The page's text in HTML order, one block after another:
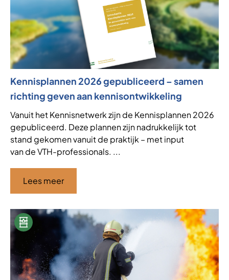
Kennisplannen 2026 gepubliceerd – samen
richting geven aan kennisontwikkeling
Vanuit het Kennisnetwerk zijn de Kennisplannen 2026
gepubliceerd. Deze plannen zijn nadrukkelijk tot
stand gekomen vanuit de praktijk – met input
van de VTH-professionals. ...
Lees meer